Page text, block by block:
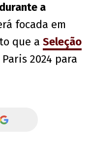
a
focada em
que a Seleção
2024 para